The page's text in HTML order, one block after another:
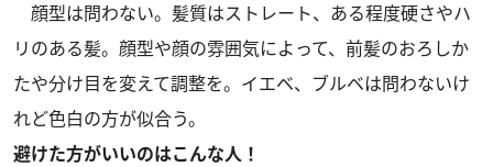
顔型は問わない。髪質はストレート、ある程度硬さやハ
リのある髪。顔型や顔の雰囲気によって、前髪のおろしか
たや分け目を変えて調整を。イエベ、ブルベは問わないけ
れど色白の方が似合う。
避けた方がいいのはこんな人！